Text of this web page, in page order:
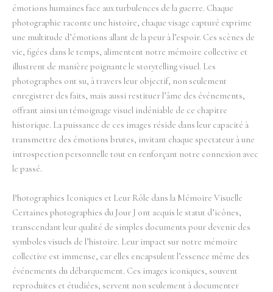
émotions humaines face aux turbulences de la guerre. Chaque
photographie raconte une histoire, chaque visage capturé exprime
une multitude d’émotions allant de la peur à l’espoir. Ces scènes de
vie, figées dans le temps, alimentent notre mémoire collective et
illustrent de manière poignante le storytelling visuel. Les
photographes ont su, à travers leur objectif, non seulement
enregistrer des faits, mais aussi restituer l’âme des événements,
offrant ainsi un témoignage visuel indéniable de ce chapitre
historique. La puissance de ces images réside dans leur capacité à
transmettre des émotions brutes, invitant chaque spectateur à une
introspection personnelle tout en renforçant notre connexion avec
le passé.
Photographies Iconiques et Leur Rôle dans la Mémoire Visuelle
Certaines photographies du Jour J ont acquis le statut d’icônes,
transcendant leur qualité de simples documents pour devenir des
symboles visuels de l’histoire. Leur impact sur notre mémoire
collective est immense, car elles encapsulent l’essence même des
événements du débarquement. Ces images iconiques, souvent
reproduites et étudiées, servent non seulement à documenter